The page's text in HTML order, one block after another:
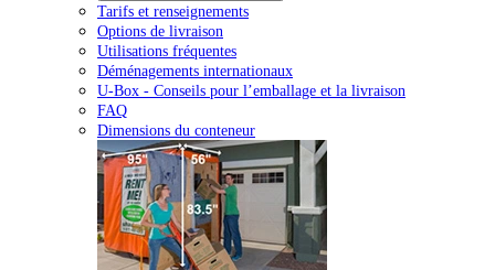
Tarifs et renseignements
Options de livraison
Utilisations fréquentes
Déménagements internationaux
U-Box - Conseils pour l’emballage et la livraison
FAQ
Dimensions du conteneur